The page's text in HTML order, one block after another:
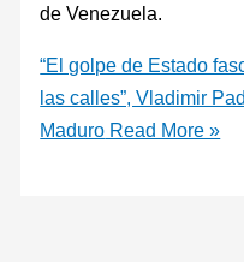
de Venezuela.
“El golpe de Estado
las calles”, Vladimir
Maduro Read More »